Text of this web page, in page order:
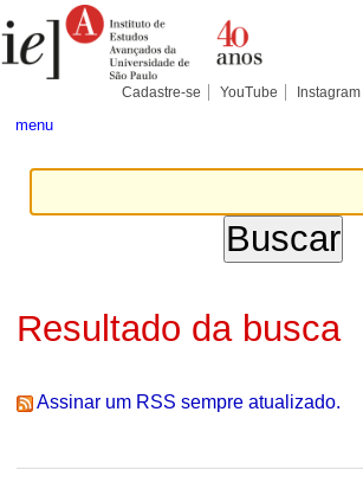
para
conteúdo.
Pessoais
Cadastre-se YouTube Instagram
menu
Resultado da busca
Assinar um RSS sempre atualizado.